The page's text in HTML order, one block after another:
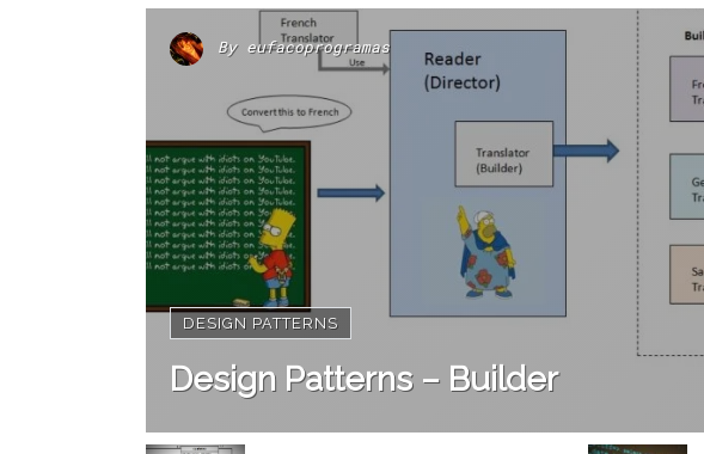
By eufacoprogramas
DESIGN PATTERNS
Design Patterns – Builder